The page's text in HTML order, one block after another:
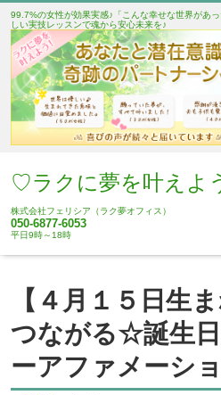
99.7%の女性が効果実感♪「こんな幸せな世界があ
しい実技レッスンで魂から安心未来を♪
♡ラクに夢を叶えよ
株式会社フェリシア（ラク夢オフィス）
050-6877-6053
平日9時～18時
【４月１５日生
つながる☆誕生
ーアファメーシ